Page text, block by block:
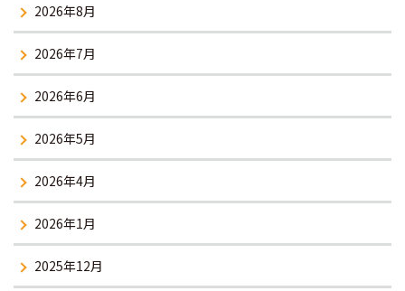
2026年8月
2026年7月
2026年6月
2026年5月
2026年4月
2026年1月
2025年12月